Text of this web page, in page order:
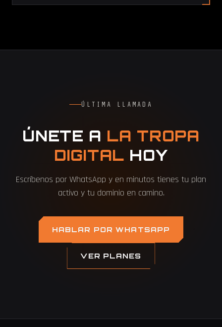
ÚLTIMA LLAMADA
ÚNETE A LA TROPA
DIGITAL HOY
Escríbenos por WhatsApp y en minutos tienes tu plan
activo y tu dominio en camino.
HABLAR POR WHATSAPP
VER PLANES